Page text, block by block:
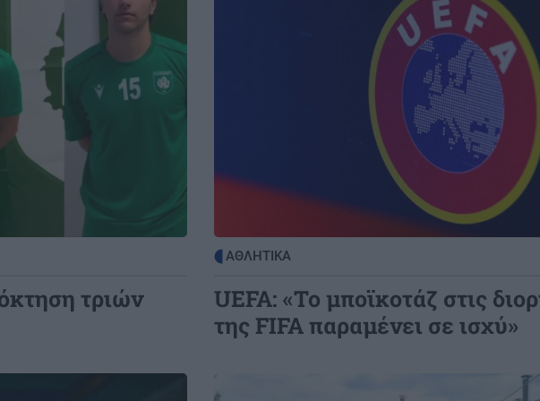
22:00
Χανιά: Εργασία για πολίτες τρίτων
χωρών – Ενημερωτική δράση στο
Εργατικό Κέντρο
ΚΡΗΤΗ
Ηράκλειο: Κυκλοφοριακές ρυθμίσεις
έξι μηνών στον ΒΟΑΚ – Σε ποιο τμήμα
CrediaBank: Ισχυρή κερδοφορία στα
οικονομικά αποτελέσματα Α'
τριών
ΑΘΛΗΤΙΚΑ
UEFA: «Το μποϊκοτάζ στις
της FIFA παραμένει σε ισχύ»